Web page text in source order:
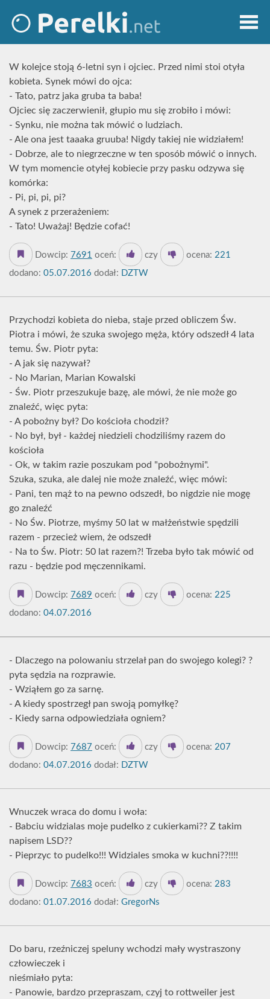
W kolejce stoją 6-letni syn i ojciec. Przed nimi stoi otyła
kobieta. Synek mówi do ojca:
- Tato, patrz jaka gruba ta baba!
Ojciec się zaczerwienił, głupio mu się zrobiło i mówi:
- Synku, nie można tak mówić o ludziach.
- Ale ona jest taaaka gruuba! Nigdy takiej nie widziałem!
- Dobrze, ale to niegrzeczne w ten sposób mówić o innych.
W tym momencie otyłej kobiecie przy pasku odzywa się
komórka:
- Pi, pi, pi, pi?
A synek z przerażeniem:
- Tato! Uważaj! Będzie cofać!
Dowcip: 7691 oceń: czy ocena: 221
dodano: 05.07.2016 dodał: DZTW
Przychodzi kobieta do nieba, staje przed obliczem Św.
Piotra i mówi, że szuka swojego męża, który odszedł 4 lata
temu. Św. Piotr pyta:
- A jak się nazywał?
- No Marian, Marian Kowalski
- Św. Piotr przeszukuje bazę, ale mówi, że nie może go
znaleźć, więc pyta:
- A pobożny był? Do kościoła chodził?
- No był, był - każdej niedzieli chodziliśmy razem do
kościoła
- Ok, w takim razie poszukam pod "pobożnymi".
Szuka, szuka, ale dalej nie może znaleźć, więc mówi:
- Pani, ten mąż to na pewno odszedł, bo nigdzie nie mogę
go znaleźć
- No Św. Piotrze, myśmy 50 lat w małżeństwie spędzili
razem - przecież wiem, że odszedł
- Na to Św. Piotr: 50 lat razem?! Trzeba było tak mówić od
razu - będzie pod męczennikami.
Dowcip: 7689 oceń: czy ocena: 225
dodano: 04.07.2016
- Dlaczego na polowaniu strzelał pan do swojego kolegi? ?
pyta sędzia na rozprawie.
- Wziąłem go za sarnę.
- A kiedy spostrzegł pan swoją pomyłkę?
- Kiedy sarna odpowiedziała ogniem?
Dowcip: 7687 oceń: czy ocena: 207
dodano: 04.07.2016 dodał: DZTW
Wnuczek wraca do domu i woła:
- Babciu widzialas moje pudelko z cukierkami?? Z takim
napisem LSD??
- Pieprzyc to pudelko!!! Widziales smoka w kuchni??!!!!
Dowcip: 7683 oceń: czy ocena: 283
dodano: 01.07.2016 dodał: GregorNs
Do baru, rzeźniczej speluny wchodzi mały wystraszony
człowieczek i
nieśmiało pyta:
- Panowie, bardzo przepraszam, czyj to rottweiler jest